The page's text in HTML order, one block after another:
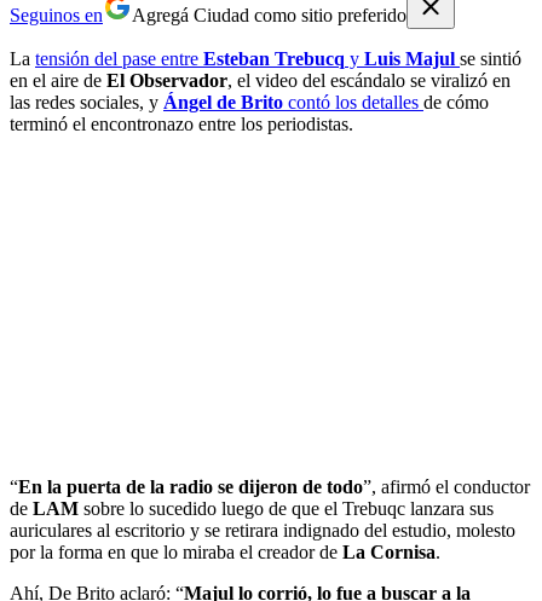
Seguinos en Agregá Ciudad como sitio preferido
La tensión del pase entre Esteban Trebucq y Luis Majul se sintió
en el aire de El Observador, el video del escándalo se viralizó en
las redes sociales, y Ángel de Brito contó los detalles de cómo
terminó el encontronazo entre los periodistas.
“En la puerta de la radio se dijeron de todo”, afirmó el conductor
de LAM sobre lo sucedido luego de que el Trebuqc lanzara sus
auriculares al escritorio y se retirara indignado del estudio, molesto
por la forma en que lo miraba el creador de La Cornisa.
Ahí, De Brito aclaró: “Majul lo corrió, lo fue a buscar a la